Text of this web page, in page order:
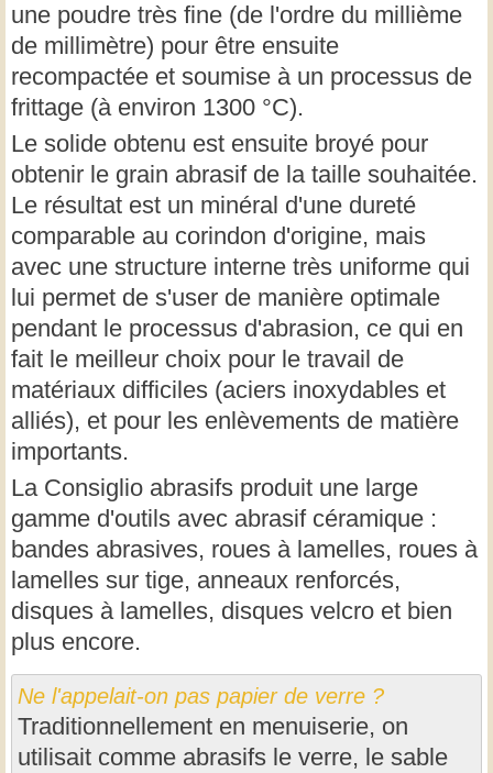
une poudre très fine (de l'ordre du millième
de millimètre) pour être ensuite
recompactée et soumise à un processus de
frittage (à environ 1300 °C).
Le solide obtenu est ensuite broyé pour
obtenir le grain abrasif de la taille souhaitée.
Le résultat est un minéral d'une dureté
comparable au corindon d'origine, mais
avec une structure interne très uniforme qui
lui permet de s'user de manière optimale
pendant le processus d'abrasion, ce qui en
fait le meilleur choix pour le travail de
matériaux difficiles (aciers inoxydables et
alliés), et pour les enlèvements de matière
importants.
La Consiglio abrasifs produit une large
gamme d'outils avec abrasif céramique :
bandes abrasives, roues à lamelles, roues à
lamelles sur tige, anneaux renforcés,
disques à lamelles, disques velcro et bien
plus encore.
Ne l'appelait-on pas papier de verre ?
Traditionnellement en menuiserie, on
utilisait comme abrasifs le verre, le sable